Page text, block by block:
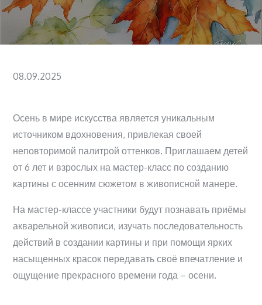
Posted
08.09.2025
Осень в мире искусства является уникальным
источником вдохновения, привлекая своей
неповторимой палитрой оттенков. Приглашаем детей
от 6 лет и взрослых на мастер-класс по созданию
картины с осенним сюжетом в живописной манере.
На мастер-классе участники будут познавать приёмы
акварельной живописи, изучать последовательность
действий в создании картины и при помощи ярких
насыщенных красок передавать своё впечатление и
ощущение прекрасного времени года – осени.